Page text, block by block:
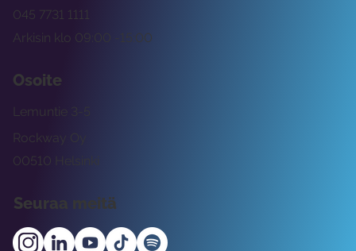
Arkisin klo 09:00 -15:00
045 7731 1111
Osoite
Rockway Oy
Lemuntie 3-5
00510 Helsinki
Seuraa meitä